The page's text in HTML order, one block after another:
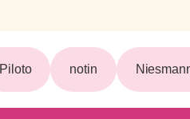
Piloto notin